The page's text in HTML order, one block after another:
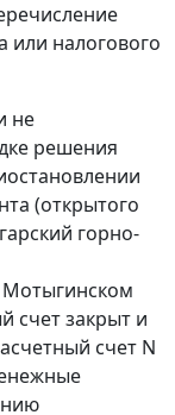
или налогового
не
решения
(открытого
горно-
Мотыгинском
счет закрыт и
счет N